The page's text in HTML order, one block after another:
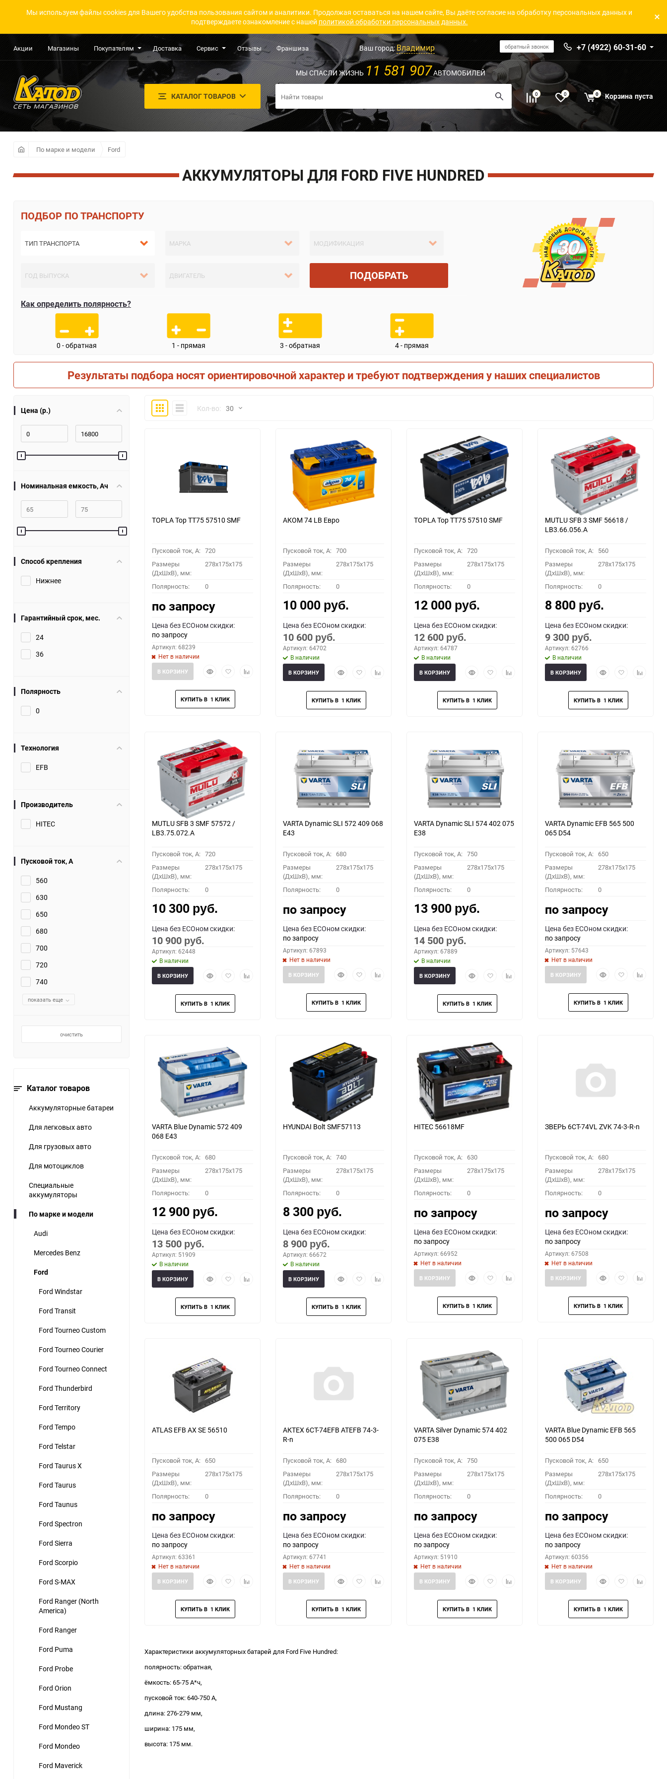
Мы используем файлы cookies для Вашего удобства пользования сайтом и аналитики. Продолжая оставаться на нашем сайте, Вы даёте согласие на обработку персональных данных и
подтверждаете ознакомление с нашей политикой обработки персональных данных.
Акции Магазины Покупателям Доставка Сервис Отзывы Франшиза Ваш город:Владимир обратный звонок +7 (4922) 60-31-60
КАТАЛОГ ТОВАРОВ
МЫ СПАСЛИ ЖИЗНЬ 11 581 907АВТОМОБИЛЕЙ
0 0 0 Корзина пуста
По марке и модели Ford
АККУМУЛЯТОРЫ ДЛЯ FORD FIVE HUNDRED
ПО ТРАНСПОРТУ
ПОДОБРАТЬ
Как определить полярность?
0 - обратная 1 - прямая 3 - обратная 4 - прямая
Результаты подбора носят ориентировочной характер и требуют подтверждения у наших специалистов
Цена (р.)
Номинальная емкость, Ач
Способ крепления
Нижнее
Гарантийный срок, мес.
24
36
Полярность
0
Технология
EFB
Производитель
HITEC
Пусковой ток, A
560
630
650
680
700
720
740
показать еще
очистить
Каталог товаров
Аккумуляторные батареи
Для легковых авто
Для грузовых авто
Для мотоциклов
Специальные
аккумуляторы
По марке и модели
Audi
Mercedes Benz
Ford
Ford Windstar
Ford Transit
Ford Tourneo Custom
Ford Tourneo Courier
Ford Tourneo Connect
Ford Thunderbird
Ford Territory
Ford Tempo
Ford Telstar
Ford Taurus X
Ford Taurus
Ford Taunus
Ford Spectron
Ford Sierra
Ford Scorpio
Ford S-MAX
Ford Ranger (North
America)
Ford Ranger
Ford Puma
Ford Probe
Ford Orion
Ford Mustang
Ford Mondeo ST
Ford Mondeo
Ford Maverick
ПлиткаКомпактноКол-во: 30
90
TOPLA Top TT75 57510 SMF
Пусковой ток, A: 720
Размеры
(ДхШхВ), мм:
278x175x175
Полярность: 0
по запросу
Цена без ECOном скидки:
по запросу
Артикул: 68239
Нет в наличии
БыстрыйДобавить
избранное
Добавить
В КОРЗИНУ
АКОМ 74 LB Евро
Пусковой ток, A: 700
Размеры
(ДхШхВ), мм:
278x175x175
Полярность: 0
10 000 руб.
Цена без ECOном скидки:
10 600 руб.
Артикул: 64702
В наличии
БыстрыйДобавить
избранное
Добавить
В КОРЗИНУ
TOPLA Top TT75 57510 SMF
Пусковой ток, A: 720
Размеры
(ДхШхВ), мм:
278x175x175
Полярность: 0
12 000 руб.
Цена без ECOном скидки:
12 600 руб.
Артикул: 64787
В наличии
БыстрыйДобавить
избранное
Добавить
В КОРЗИНУ
MUTLU SFB 3 SMF 56618 /
LB3.66.056.A
Пусковой ток, A: 560
Размеры
(ДхШхВ), мм:
278x175x175
Полярность: 0
8 800 руб.
Цена без ECOном скидки:
9 300 руб.
Артикул: 62766
В наличии
БыстрыйДобавить
избранное
Добавить
В КОРЗИНУ
MUTLU SFB 3 SMF 57572 /
LB3.75.072.A
Пусковой ток, A: 720
Размеры
(ДхШхВ), мм:
278x175x175
Полярность: 0
10 300 руб.
Цена без ECOном скидки:
10 900 руб.
Артикул: 62448
В наличии
БыстрыйДобавить
избранное
Добавить
В КОРЗИНУ
VARTA Dynamic SLI 572 409 068
E43
Пусковой ток, A: 680
Размеры
(ДхШхВ), мм:
278x175x175
Полярность: 0
по запросу
Цена без ECOном скидки:
по запросу
Артикул: 67893
Нет в наличии
БыстрыйДобавить
избранное
Добавить
В КОРЗИНУ
VARTA Dynamic SLI 574 402 075
E38
Пусковой ток, A: 750
Размеры
(ДхШхВ), мм:
278x175x175
Полярность: 0
13 900 руб.
Цена без ECOном скидки:
14 500 руб.
Артикул: 67889
В наличии
БыстрыйДобавить
избранное
Добавить
В КОРЗИНУ
VARTA Dynamic EFB 565 500
065 D54
Пусковой ток, A: 650
Размеры
(ДхШхВ), мм:
278x175x175
Полярность: 0
по запросу
Цена без ECOном скидки:
по запросу
Артикул: 57643
Нет в наличии
БыстрыйДобавить
избранное
Добавить
В КОРЗИНУ
VARTA Blue Dynamic 572 409
068 E43
Пусковой ток, A: 680
Размеры
(ДхШхВ), мм:
278x175x175
Полярность: 0
12 900 руб.
Цена без ECOном скидки:
13 500 руб.
Артикул: 51909
В наличии
БыстрыйДобавить
избранное
Добавить
В КОРЗИНУ
HYUNDAI Bolt SMF57113
Пусковой ток, A: 740
Размеры
(ДхШхВ), мм:
278x175x175
Полярность: 0
8 300 руб.
Цена без ECOном скидки:
8 900 руб.
Артикул: 66672
В наличии
БыстрыйДобавить
избранное
Добавить
В КОРЗИНУ
HITEC 56618MF
Пусковой ток, A: 630
Размеры
(ДхШхВ), мм:
278x175x175
Полярность: 0
по запросу
Цена без ECOном скидки:
по запросу
Артикул: 66952
Нет в наличии
БыстрыйДобавить
избранное
Добавить
В КОРЗИНУ
ЗВЕРЬ 6СТ-74VL ZVK 74-3-R-n
Пусковой ток, A: 680
Размеры
(ДхШхВ), мм:
278x175x175
Полярность: 0
по запросу
Цена без ECOном скидки:
по запросу
Артикул: 67508
Нет в наличии
БыстрыйДобавить
избранное
Добавить
В КОРЗИНУ
ATLAS EFB AX SE 56510
Пусковой ток, A: 650
Размеры
(ДхШхВ), мм:
278x175x175
Полярность: 0
по запросу
Цена без ECOном скидки:
по запросу
Артикул: 63361
Нет в наличии
БыстрыйДобавить
избранное
Добавить
В КОРЗИНУ
АКТЕХ 6СТ-74EFB ATEFB 74-3-
R-n
Пусковой ток, A: 680
Размеры
(ДхШхВ), мм:
278x175x175
Полярность: 0
по запросу
Цена без ECOном скидки:
по запросу
Артикул: 67741
Нет в наличии
БыстрыйДобавить
избранное
Добавить
В КОРЗИНУ
VARTA Silver Dynamic 574 402
075 E38
Пусковой ток, A: 750
Размеры
(ДхШхВ), мм:
278x175x175
Полярность: 0
по запросу
Цена без ECOном скидки:
по запросу
Артикул: 51910
Нет в наличии
БыстрыйДобавить
избранное
Добавить
В КОРЗИНУ
VARTA Blue Dynamic EFB 565
500 065 D54
Пусковой ток, A: 650
Размеры
(ДхШхВ), мм:
278x175x175
Полярность: 0
по запросу
Цена без ECOном скидки:
по запросу
Артикул: 60356
Нет в наличии
БыстрыйДобавить
избранное
Добавить
В КОРЗИНУ
Характеристики аккумуляторных батарей для Ford Five Hundred:
полярность: обратная,
ёмкость: 65-75 А*ч,
пусковой ток: 640-750 А,
длина: 276-279 мм,
ширина: 175 мм,
высота: 175 мм.